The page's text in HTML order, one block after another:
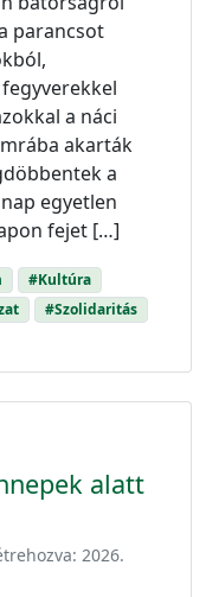
parancsot
a náci
akarták
a
egyetlen
fejet […]
#Kultúra
#Szolidaritás
alatt
2026.